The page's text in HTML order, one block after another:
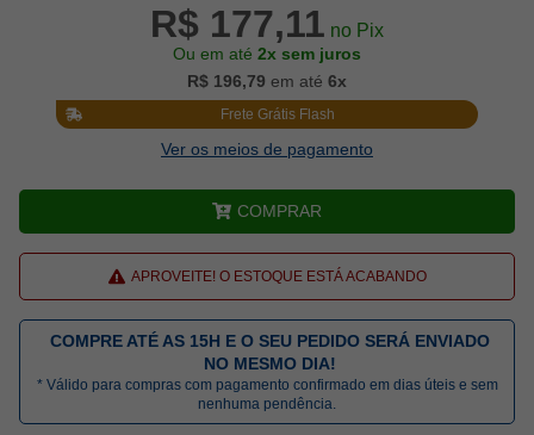
R$ 177,11 no Pix
Ou em até 2x sem juros
R$ 196,79 em até 6x
Frete Grátis Flash
Ver os meios de pagamento
COMPRAR
APROVEITE! O ESTOQUE ESTÁ ACABANDO
COMPRE ATÉ AS 15H E O SEU PEDIDO SERÁ ENVIADO
NO MESMO DIA!
* Válido para compras com pagamento confirmado em dias úteis e sem
nenhuma pendência.